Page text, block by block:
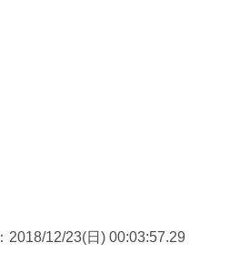
：2018/12/23(日) 00:03:57.29